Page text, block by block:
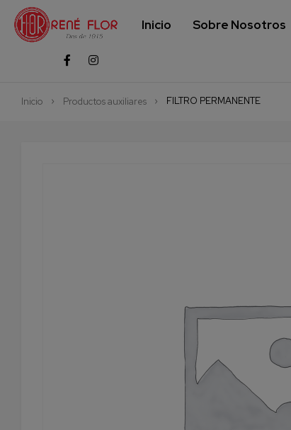
Inicio Sobre Nosotros
Inicio Productos auxiliares FILTRO PERMANENTE